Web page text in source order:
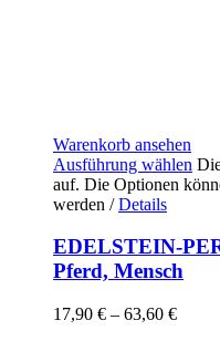
Warenkorb ansehen
Ausführung wählen
auf. Die Optionen
werden / Details
EDELSTEIN-
Pferd, Mensch
17,90 € – 63,60 €